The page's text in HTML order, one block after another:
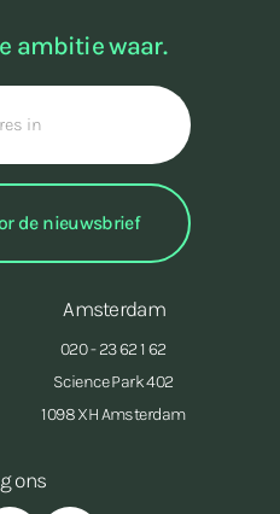
ambitie waar.
Amsterdam
020 - 23 62 1 62
Science Park 402
1098 XH Amsterdam
ons